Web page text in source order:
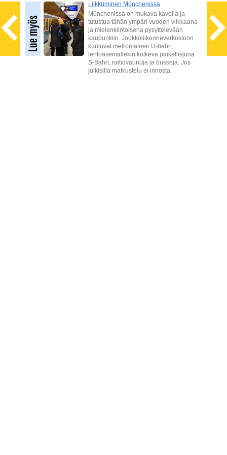
Liikkuminen Münchenissä
Münchenissä on mukava kävellä ja
tutustua tähän ympäri vuoden vilkkaana
ja mielenkiintoisena pysyttelevään
kaupunkiin. Joukkoliikenneverkostoon
kuuluvat metromainen U-bahn,
lentoasemallekin kulkeva paikallisjuna
S-Bahn, raitiovaunuja ja busseja. Jos
julkisilla matkustelu ei innosta,